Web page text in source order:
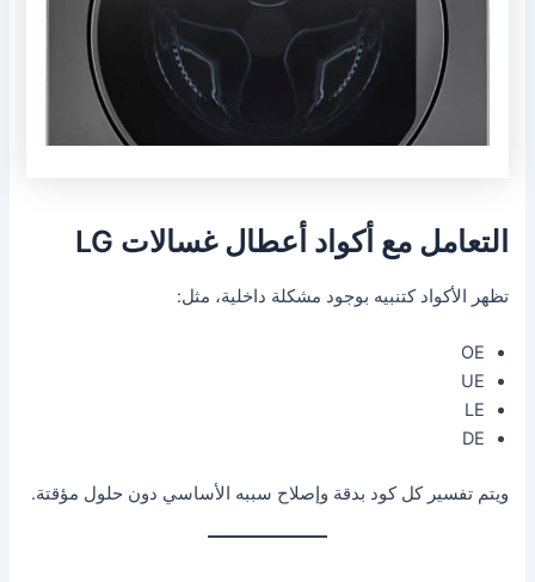
التعامل مع أكواد أعطال غسالات LG
تظهر الأكواد كتنبيه بوجود مشكلة داخلية، مثل:
OE
UE
LE
DE
ويتم تفسير كل كود بدقة وإصلاح سببه الأساسي دون حلول مؤقتة.